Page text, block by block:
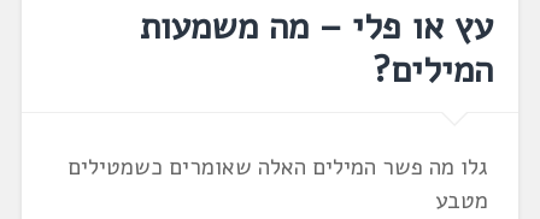
עץ או פלי – מה משמעות
המילים?
גלו מה פשר המילים האלה שאומרים כשמטילים
מטבע